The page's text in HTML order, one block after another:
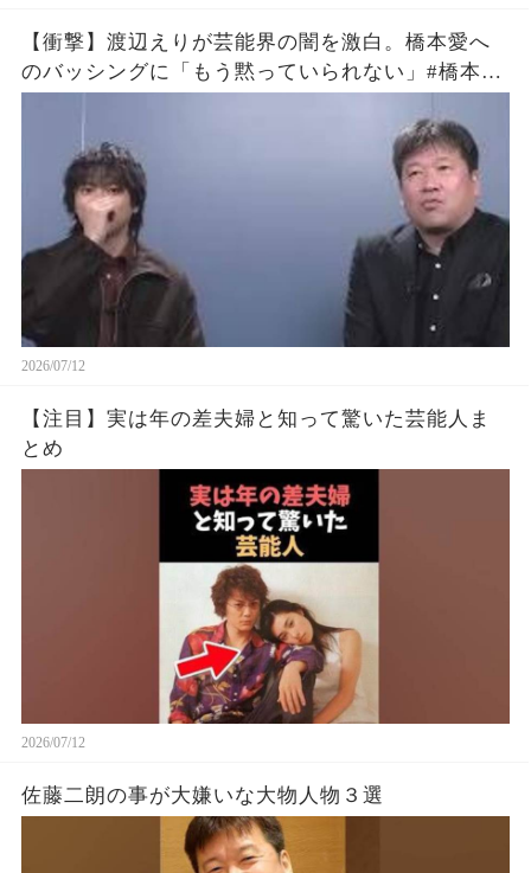
【衝撃】渡辺えりが芸能界の闇を激白。橋本愛へ
のバッシングに「もう黙っていられない」#橋本愛
2026/07/12
【注目】実は年の差夫婦と知って驚いた芸能人ま
とめ
2026/07/12
佐藤二朗の事が大嫌いな大物人物３選